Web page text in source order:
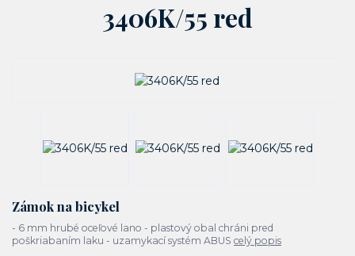
3406K/55 red
Zámok na bicykel
- 6 mm hrubé oceľové lano - plastový obal chráni pred
poškriabaním laku - uzamykací systém ABUS celý popis